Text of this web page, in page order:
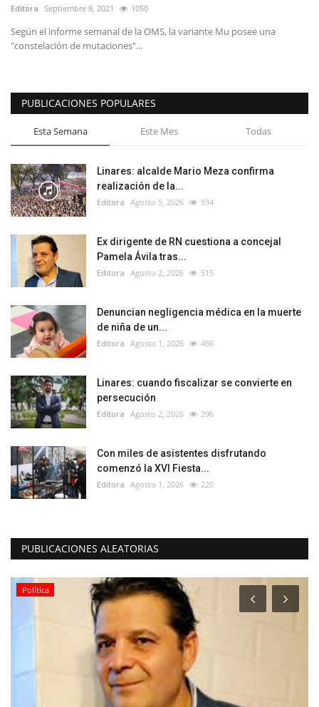
Editora Septiembre 8, 2021 1050
Según el informe semanal de la OMS, la variante Mu posee una
"constelación de mutaciones"...
PUBLICACIONES POPULARES
Esta Semana Este Mes Todas
Linares: alcalde Mario Meza confirma
realización de la...
Editora Agosto 5, 2026 934
Ex dirigente de RN cuestiona a concejal
Pamela Ávila tras...
Editora Agosto 2, 2026 515
Denuncian negligencia médica en la muerte
de niña de un...
Editora Agosto 1, 2026 466
Linares: cuando fiscalizar se convierte en
persecución
Editora Agosto 2, 2026 296
Con miles de asistentes disfrutando
comenzó la XVI Fiesta...
Editora Agosto 1, 2026 220
PUBLICACIONES ALEATORIAS
Política